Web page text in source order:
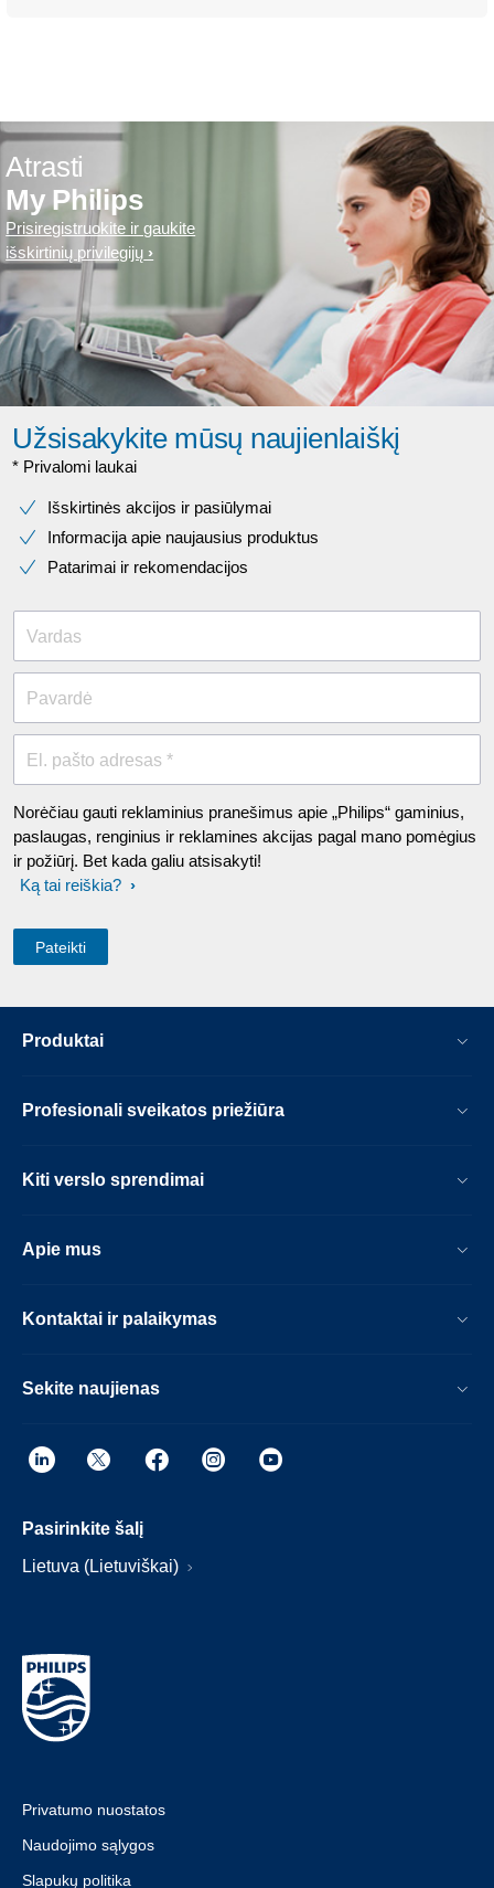
Atrasti
My Philips
Prisiregistruokite ir gaukite
išskirtinių privilegijų
Užsisakykite mūsų naujienlaiškį
* Privalomi laukai​
Išskirtinės akcijos ir pasiūlymai
Informacija apie naujausius produktus
Patarimai ir rekomendacijos
Vardas
Pavardė
El. pašto adresas *
Norėčiau gauti reklaminius pranešimus apie „Philips“ gaminius,
paslaugas, renginius ir reklamines akcijas pagal mano pomėgius
ir požiūrį. Bet kada galiu atsisakyti!
Ką tai reiškia?
Produktai
Profesionali sveikatos priežiūra
Kiti verslo sprendimai
Apie mus
Kontaktai ir palaikymas
Sekite naujienas
Pasirinkite šalį
Lietuva (Lietuviškai)
Privatumo nuostatos
Naudojimo sąlygos
Slapukų politika